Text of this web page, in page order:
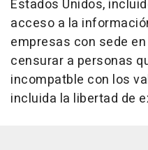
Estados Unidos,
acceso a la
empresas con sede en
censurar a personas
incompatble con los
incluida la libertad de